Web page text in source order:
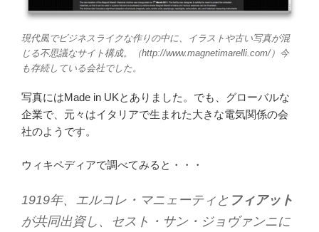
現代風でビジネスライクな作りの中に、イラストや古い写真が混
じる不思議なサイト構成。（http://www.magnetimarelli.com/）今
も存続している会社でした。
写真にはMade in UKとありました。でも、グローバルな
企業で、元々はイタリアで生まれた大きな電気関係の会
社のようです。
ウィキペディアで調べてみると・・・
1919年、エルコレ・マニェーティと フィアット
が共同出資し、セスト・サン・ジョヴァンニに